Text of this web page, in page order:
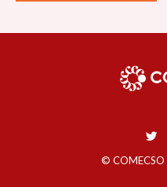
© COMECSO